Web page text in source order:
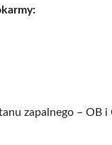
zapalnego – OB i